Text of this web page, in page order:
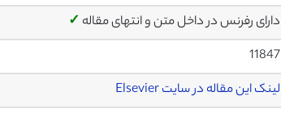
دارای رفرنس در داخل متن و انتهای مقاله ✓
11847
لینک این مقاله در سایت Elsevier